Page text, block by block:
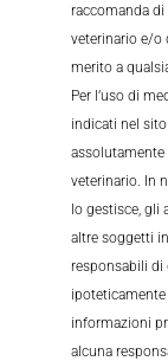
raccomanda
veterinario e/o
merito a
Per l’uso di
indicati nel
veterinario. In
lo gestisce, gli
altre soggetti
responsabili di
informazioni
alcuna